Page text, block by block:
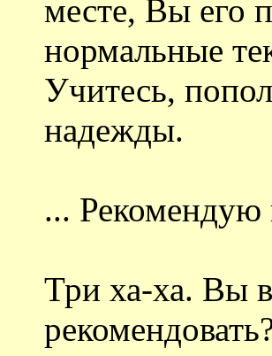
месте, Вы его
нормальные
Учитесь,
надежды.
...
Три ха-ха. Вы